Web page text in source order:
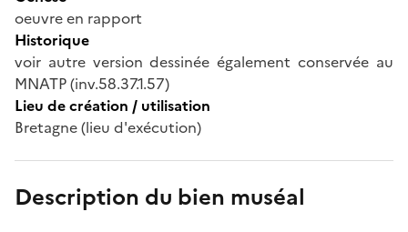
oeuvre en rapport
Historique
voir autre version dessinée également conservée au
MNATP (inv.58.37.1.57)
Lieu de création / utilisation
Bretagne (lieu d'exécution)
Description du bien muséal